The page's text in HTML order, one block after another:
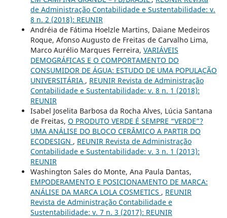
de Administração Contabilidade e Sustentabilidade: v.
8 n. 2 (2018): REUNIR
Andréia de Fátima Hoelzle Martins, Daiane Medeiros
Roque, Afonso Augusto de Freitas de Carvalho Lima,
Marco Aurélio Marques Ferreira, VARIÁVEIS
DEMOGRÁFICAS E O COMPORTAMENTO DO
CONSUMIDOR DE ÁGUA: ESTUDO DE UMA POPULAÇÃO
UNIVERSITÁRIA , REUNIR Revista de Administração
Contabilidade e Sustentabilidade: v. 8 n. 1 (2018):
REUNIR
Isabel Joselita Barbosa da Rocha Alves, Lúcia Santana
de Freitas, O PRODUTO VERDE É SEMPRE “VERDE”?
UMA ANÁLISE DO BLOCO CERÂMICO A PARTIR DO
ECODESIGN , REUNIR Revista de Administração
Contabilidade e Sustentabilidade: v. 3 n. 1 (2013):
REUNIR
Washington Sales do Monte, Ana Paula Dantas,
EMPODERAMENTO E POSICIONAMENTO DE MARCA:
ANÁLISE DA MARCA LOLA COSMETICS , REUNIR
Revista de Administração Contabilidade e
Sustentabilidade: v. 7 n. 3 (2017): REUNIR